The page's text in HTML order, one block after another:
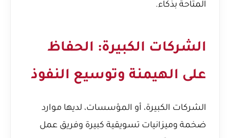
المتاحة بذكاء.
الشركات الكبيرة: الحفاظ
على الهيمنة وتوسيع النفوذ
الشركات الكبيرة، أو المؤسسات، لديها موارد
ضخمة وميزانيات تسويقية كبيرة وفريق عمل